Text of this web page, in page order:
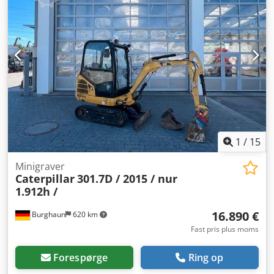
1 / 15
Burghaun 620 km
Minigraver
Caterpillar301.7D / 2015 / nur
1.912h /
16.890 €
Fast pris plus moms
Forespørge Ring op